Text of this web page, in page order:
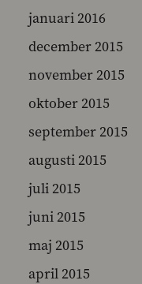
januari 2016
december 2015
november 2015
oktober 2015
september 2015
augusti 2015
juli 2015
juni 2015
maj 2015
april 2015